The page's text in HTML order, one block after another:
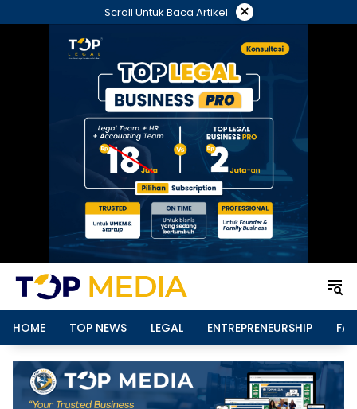
ke
Scroll Untuk Baca Artikel ×
HOME TOP NEWS LEGAL ENTREPRENEURSHIP